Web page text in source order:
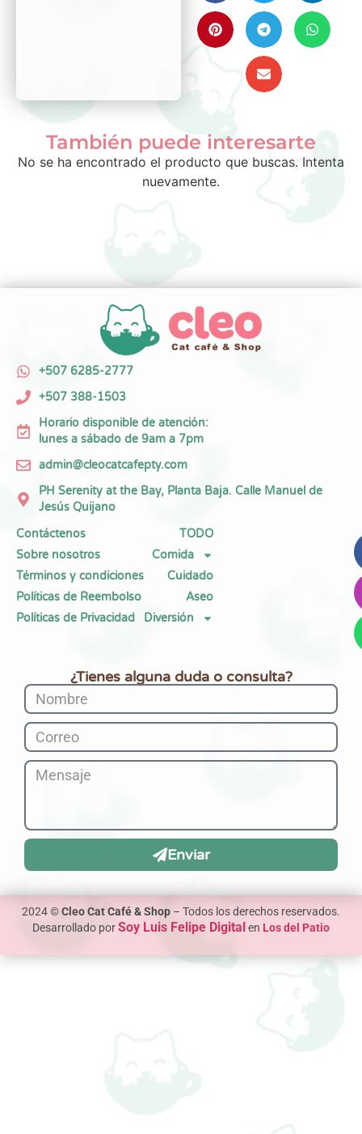
También puede interesarte
No se ha encontrado el producto que buscas. Intenta
nuevamente.
+507 6285-2777
+507 388-1503
Horario disponible de atención:
lunes a sábado de 9am a 7pm
admin@cleocatcafepty.com
PH Serenity at the Bay, Planta Baja. Calle Manuel de
Jesús Quijano
Contáctenos
Sobre nosotros
Términos y condiciones
Políticas de Reembolso
Políticas de Privacidad
TODO
Comida
Cuidado
Aseo
Diversión
¿Tienes alguna duda o consulta?
Enviar
2024 ©Cleo Cat Café & Shop – Todos los derechos reservados.
Desarrollado porSoy Luis Felipe Digitalen Los del Patio